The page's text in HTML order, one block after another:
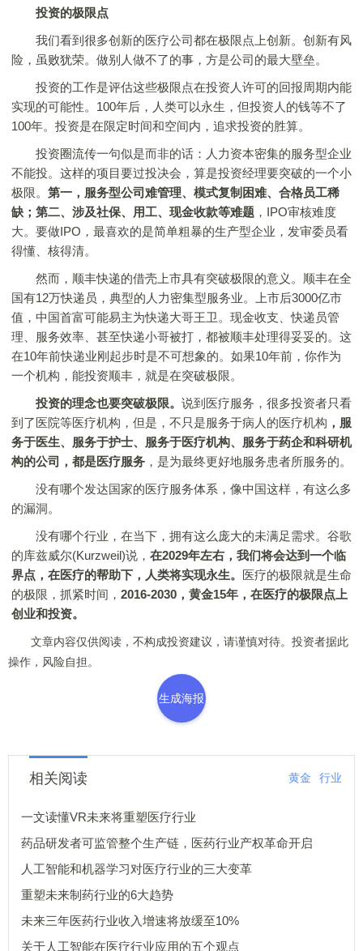
投资的极限点
我们看到很多创新的医疗公司都在极限点上创新。创新有风
险，虽败犹荣。做别人做不了的事，方是公司的最大壁垒。
投资的工作是评估这些极限点在投资人许可的回报周期内能
实现的可能性。100年后，人类可以永生，但投资人的钱等不了
100年。投资是在限定时间和空间内，追求投资的胜算。
投资圈流传一句似是而非的话：人力资本密集的服务型企业
不能投。这样的项目要过投决会，算是投资经理要突破的一个小
极限。 第一，服务型公司难管理、模式复制困难、合格员工稀
缺；第二、涉及社保、用工、现金收款等难题 ，IPO审核难度
大。要做IPO，最喜欢的是简单粗暴的生产型企业，发审委员看
得懂、核得清。
然而，顺丰快递的借壳上市具有突破极限的意义。顺丰在全
国有12万快递员，典型的人力密集型服务业。上市后3000亿市
值，中国首富可能易主为快递大哥王卫。现金收支、快递员管
理、服务效率、甚至快递小哥被打，都被顺丰处理得妥妥的。这
在10年前快递业刚起步时是不可想象的。如果10年前，你作为
一个机构，能投资顺丰，就是在突破极限。
投资的理念也要突破极限。 说到医疗服务，很多投资者只看
到了医院等医疗机构，但是，不只是服务于病人的医疗机构 ，服
务于医生、服务于护士、服务于医疗机构、服务于药企和科研机
构的公司，都是医疗服务 ，是为最终更好地服务患者所服务的。
没有哪个发达国家的医疗服务体系，像中国这样，有这么多
的漏洞。
没有哪个行业，在当下，拥有这么庞大的未满足需求。谷歌
的库兹威尔(Kurzweil)说， 在2029年左右，我们将会达到一个临
界点，在医疗的帮助下，人类将实现永生。 医疗的极限就是生命
的极限，抓紧时间， 2016-2030，黄金15年，在医疗的极限点上
创业和投资。
文章内容仅供阅读，不构成投资建议，请谨慎对待。投资者据此
操作，风险自担。
生成海报
相关阅读 黄金 行业
一文读懂VR未来将重塑医疗行业
药品研发者可监管整个生产链，医药行业产权革命开启
人工智能和机器学习对医疗行业的三大变革
重塑未来制药行业的6大趋势
未来三年医药行业收入增速将放缓至10%
关于人工智能在医疗行业应用的五个观点